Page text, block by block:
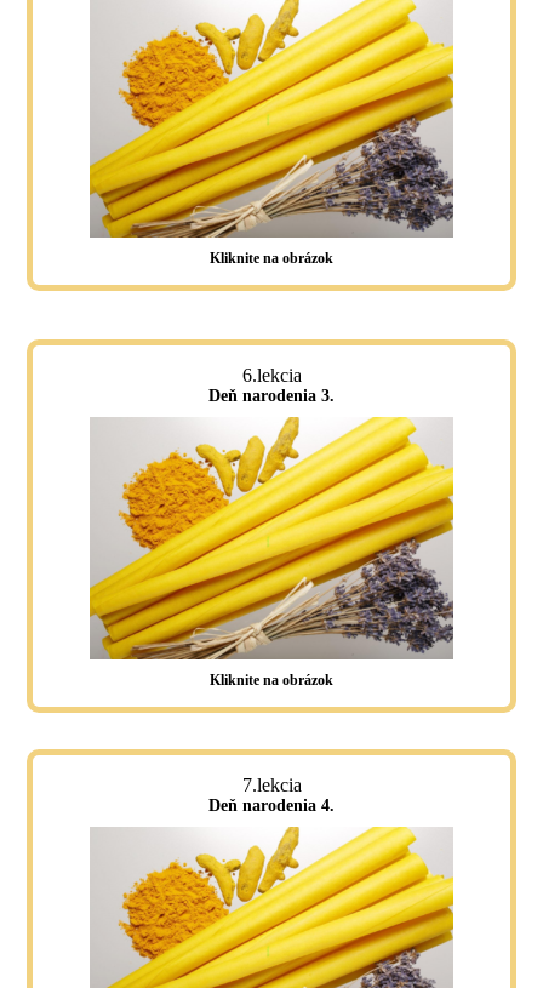
Kliknite na obrázok
6.lekcia
Deň narodenia 3.
Kliknite na obrázok
7.lekcia
Deň narodenia 4.